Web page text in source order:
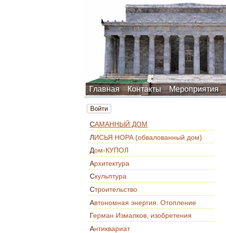
Главная Контакты Мероприятия
Войти
САМАННЫЙ ДОМ
ЛИСЬЯ НОРА (обвалованный дом)
Дом-КУПОЛ
Архитектура
Скульптура
Строительство
Автономная энергия. Отопление
Герман Измалков, изобретения
Антиквариат